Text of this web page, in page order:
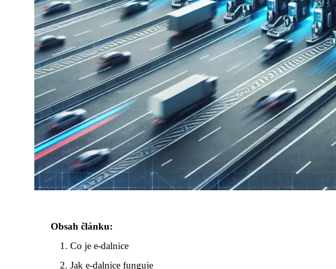
Obsah článku:
Co je e-dalnice
Jak e-dalnice funguje